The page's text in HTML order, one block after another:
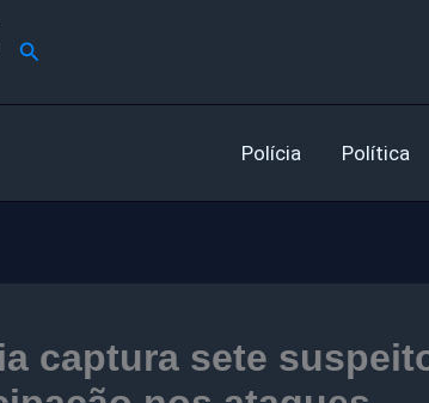
Pesquisar
Polícia Política
captura sete